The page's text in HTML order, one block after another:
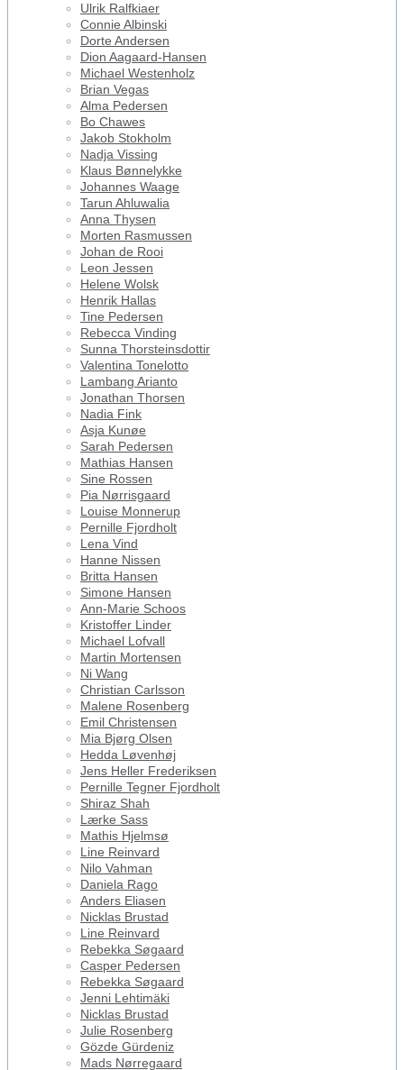
Ulrik Ralfkiaer
Connie Albinski
Dorte Andersen
Dion Aagaard-Hansen
Michael Westenholz
Brian Vegas
Alma Pedersen
Bo Chawes
Jakob Stokholm
Nadja Vissing
Klaus Bønnelykke
Johannes Waage
Tarun Ahluwalia
Anna Thysen
Morten Rasmussen
Johan de Rooi
Leon Jessen
Helene Wolsk
Henrik Hallas
Tine Pedersen
Rebecca Vinding
Sunna Thorsteinsdottir
Valentina Tonelotto
Lambang Arianto
Jonathan Thorsen
Nadia Fink
Asja Kunøe
Sarah Pedersen
Mathias Hansen
Sine Rossen
Pia Nørrisgaard
Louise Monnerup
Pernille Fjordholt
Lena Vind
Hanne Nissen
Britta Hansen
Simone Hansen
Ann-Marie Schoos
Kristoffer Linder
Michael Lofvall
Martin Mortensen
Ni Wang
Christian Carlsson
Malene Rosenberg
Emil Christensen
Mia Bjørg Olsen
Hedda Løvenhøj
Jens Heller Frederiksen
Pernille Tegner Fjordholt
Shiraz Shah
Lærke Sass
Mathis Hjelmsø
Line Reinvard
Nilo Vahman
Daniela Rago
Anders Eliasen
Nicklas Brustad
Line Reinvard
Rebekka Søgaard
Casper Pedersen
Rebekka Søgaard
Jenni Lehtimäki
Nicklas Brustad
Julie Rosenberg
Gözde Gürdeniz
Mads Nørregaard